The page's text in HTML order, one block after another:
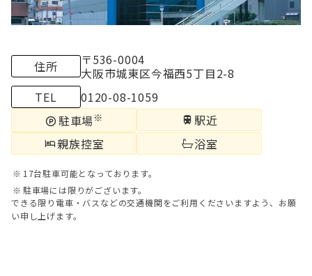
住所
〒536-0004
大阪市城東区今福西5丁目2-8
TEL
0120-08-1059
駐車場 ※
駅近
親族控室
浴室
17台駐車可能となっております。
駐車場には限りがございます。
できる限り電車・バスなどの交通機関をご利用くださいますよう、お願
い申し上げます。